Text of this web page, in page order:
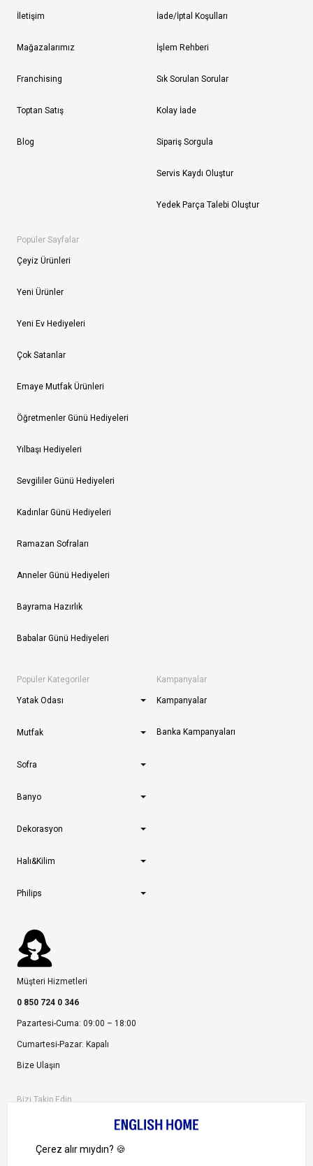
İletişim
Mağazalarımız
Franchising
Toptan Satış
Blog
İade/İptal Koşulları
İşlem Rehberi
Sık Sorulan Sorular
Kolay İade
Sipariş Sorgula
Servis Kaydı Oluştur
Yedek Parça Talebi Oluştur
Popüler Sayfalar
Çeyiz Ürünleri
Yeni Ürünler
Yeni Ev Hediyeleri
Çok Satanlar
Emaye Mutfak Ürünleri
Öğretmenler Günü Hediyeleri
Yılbaşı Hediyeleri
Sevgililer Günü Hediyeleri
Kadınlar Günü Hediyeleri
Ramazan Sofraları
Anneler Günü Hediyeleri
Bayrama Hazırlık
Babalar Günü Hediyeleri
Popüler Kategoriler
Yatak Odası
Mutfak
Sofra
Banyo
Dekorasyon
Halı&Kilim
Philips
Kampanyalar
Kampanyalar
Banka Kampanyaları
Müşteri Hizmetleri
0 850 724 0 346
Pazartesi-Cuma: 09:00 – 18:00
Cumartesi-Pazar: Kapalı
Bize Ulaşın
Bizi Takip Edin